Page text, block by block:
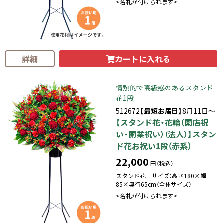
<名札が付けられます>
詳細 カートに入れる
情熱的で高級感のあるスタンド
花1段
512672【最短お届日】8月11日～
【スタンド花・花輪（開店祝
い・開業祝い）（法人）】スタン
ド花お祝い1段（赤系）
22,000 円（税込）
スタンド花 サイズ：高さ180×幅
85×奥行65cm（全体サイズ）
<名札が付けられます>